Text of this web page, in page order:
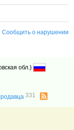
Сообщить о нарушении
обл.)
331